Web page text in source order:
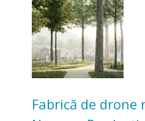
Universitarilor
Fabrică de